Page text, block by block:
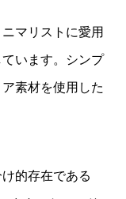
マリストに愛用
います。シンプ
素材を使用した
的存在である